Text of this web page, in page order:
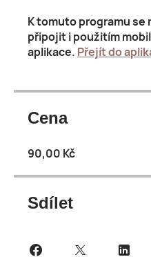
K tomuto programu se
připojit i použitím
aplikace. Přejít do
Cena
90,00 Kč
Sdílet